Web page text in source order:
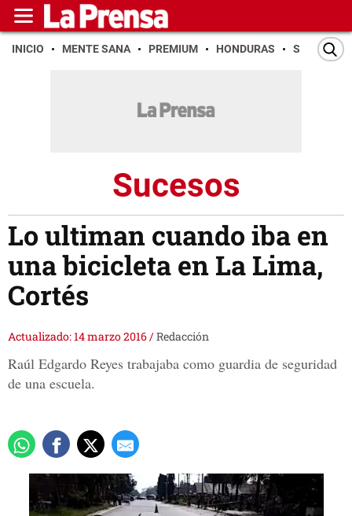
INICIO MENTE SANA PREMIUM HONDURAS SAN PEDRO
Sucesos
Lo ultiman cuando iba en
una bicicleta en La Lima,
Cortés
Actualizado: 14 marzo 2016/Redacción
Raúl Edgardo Reyes trabajaba como guardia de seguridad
de una escuela.